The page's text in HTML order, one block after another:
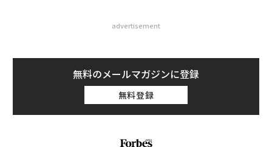
advertisement
無料のメールマガジンに登録
無料登録